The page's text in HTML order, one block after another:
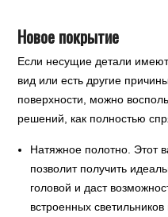
Новое покрытие
Если несущие детали
вид или есть другие
поверхности, можно
решений, как полностью
Натяжное полотно. Этот
позволит получить
головой и даст
встроенных